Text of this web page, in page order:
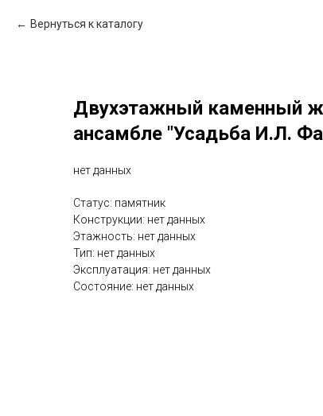
Вернуться к каталогу
Двухэтажный каменный
ансамбле "Усадьба И.Л.
нет данных
Статус: памятник
Конструкции: нет данных
Этажность: нет данных
Тип: нет данных
Эксплуатация: нет данных
Состояние: нет данных